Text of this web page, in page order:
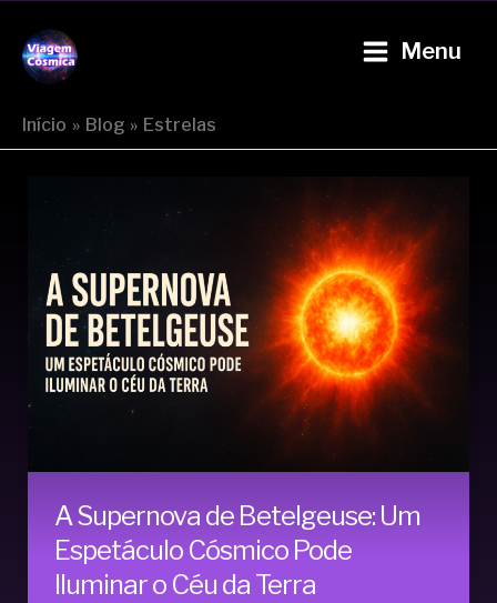
para
Menu
Menu
Início Blog Estrelas
A Supernova de Betelgeuse: Um
Espetáculo Cósmico Pode
Iluminar o Céu da Terra
e
s
q